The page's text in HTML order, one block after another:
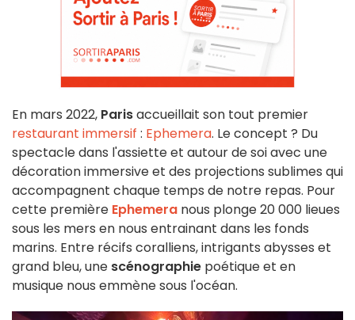
En mars 2022, Parisaccueillait son tout premier
restaurant immersif : Ephemera. Le concept ? Du
spectacle dans l'assiette et autour de soi avec une
décoration immersive et des projections sublimes qui
accompagnent chaque temps de notre repas. Pour
cette première Ephemera nous plonge 20 000 lieues
sous les mers en nous entrainant dans les fonds
marins. Entre récifs coralliens, intrigants abysses et
grand bleu, une scénographie poétique et en
musique nous emmène sous l'océan.